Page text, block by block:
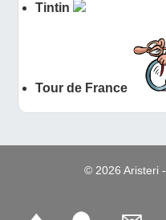
Tintin
Tour de France
© 2026 Aristeri -